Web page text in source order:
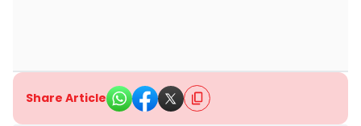
Share Article